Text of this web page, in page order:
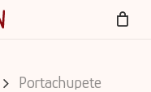
Portachupete